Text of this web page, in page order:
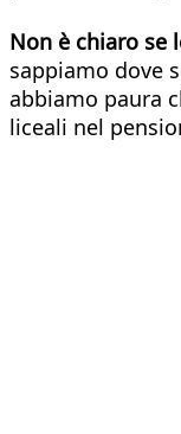
Non è chiaro se
sappiamo dove
abbiamo paura
liceali nel